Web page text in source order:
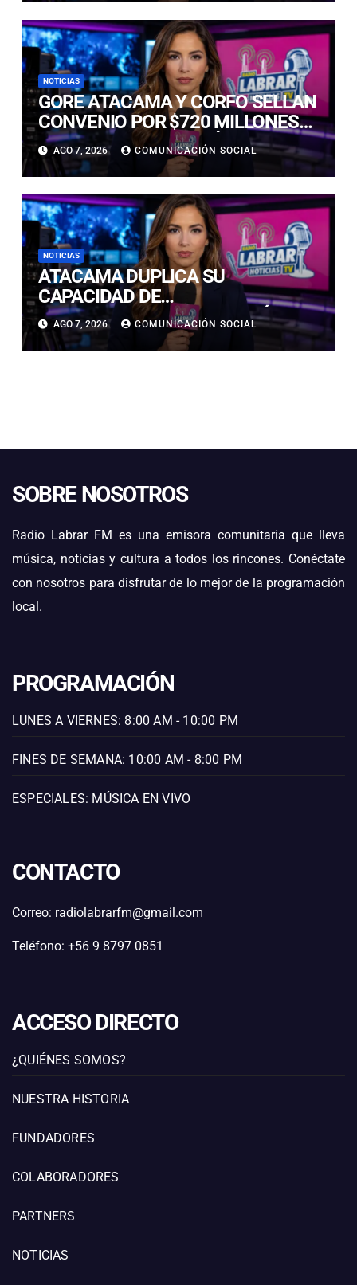
NOTICIAS
GORE ATACAMA Y CORFO SELLAN
CONVENIO POR $720 MILLONES
PARA LA REACTIVACIÓN
PRODUCTIVA DE LA REGIÓN
AGO 7, 2026 COMUNICACIÓN SOCIAL
NOTICIAS
ATACAMA DUPLICA SU
CAPACIDAD DE
ALMACENAMIENTO ENERGÉTICO
Y CONSOLIDA SU LIDERAZGO EN
LA TRANSICIÓN ENERGÉTICA
AGO 7, 2026 COMUNICACIÓN SOCIAL
SOBRE NOSOTROS
Radio Labrar FM es una emisora comunitaria que lleva
música, noticias y cultura a todos los rincones. Conéctate
con nosotros para disfrutar de lo mejor de la programación
local.
PROGRAMACIÓN
LUNES A VIERNES: 8:00 AM - 10:00 PM
FINES DE SEMANA: 10:00 AM - 8:00 PM
ESPECIALES: MÚSICA EN VIVO
CONTACTO
Correo: radiolabrarfm@gmail.com
Teléfono: +56 9 8797 0851
ACCESO DIRECTO
¿QUIÉNES SOMOS?
NUESTRA HISTORIA
FUNDADORES
COLABORADORES
PARTNERS
NOTICIAS